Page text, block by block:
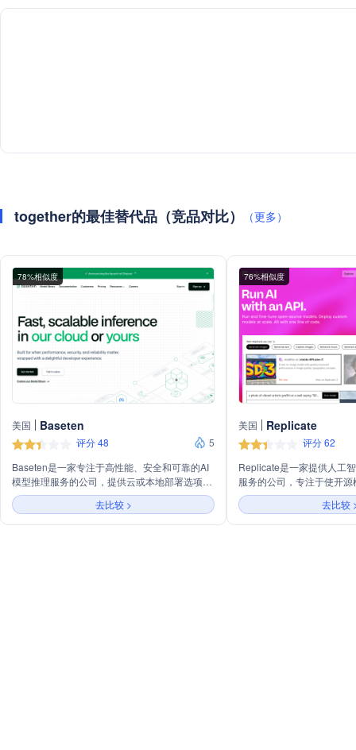
together的最佳替代品（竞品对比） （更多）
78%相似度
美国 Baseten
评分 48
5
Baseten是一家专注于高性能、安全和可靠的AI
模型推理服务的公司，提供云或本地部署选项，
支持快速、可扩展的推理能力。公司以开发者体
验为中心，简化开发流程，加速产品从概念到部
署的时间。Baseten的服务包括开源模型打包、
去比较 >
76%相似度
美国 Replicate
评分 62
Replicate是一家提供人工
服务的公司，专注于使开
简单。用户可以通过简单
种AI模型，包括图像生成
和语音合成等。Replicate
去比较